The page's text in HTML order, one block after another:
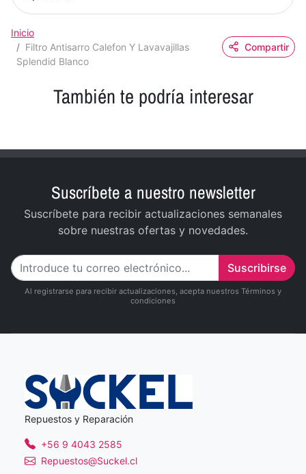
Inicio
Filtro Antisarro Calefon Y Lavavajillas
Splendid Blanco
Compartir
También te podría interesar
Suscríbete a nuestro newsletter
Suscríbete para recibir actualizaciones semanales
sobre nuestras ofertas y novedades.
Suscribirse
Al registrarse para recibir actualizaciones, acepta nuestros Términos y
condiciones
Repuestos y Reparación
+56 9 4043 2585
Repuestos@Suckel.cl